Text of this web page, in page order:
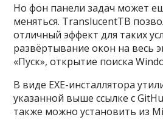
Но фон панели задач может
меняться. TranslucentTB
отличный эффект для таких
развёртывание окон на весь
«Пуск», открытие поиска
В виде EXE-инсталлятора
указанной выше ссылке с
также можно установить из